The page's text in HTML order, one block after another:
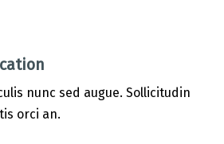
nunc sed augue. Sollicitudin
orci an.